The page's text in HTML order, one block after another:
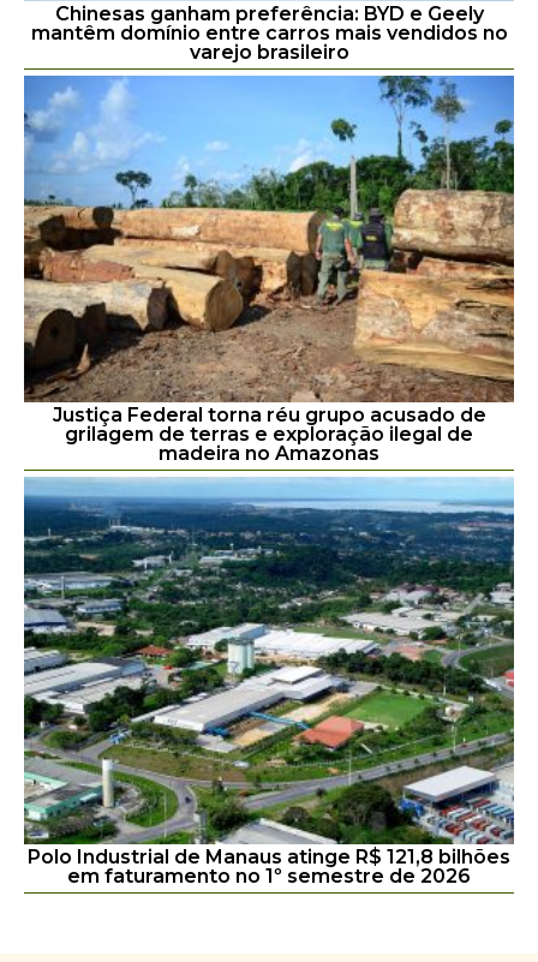
Chinesas ganham preferência: BYD e Geely
mantêm domínio entre carros mais vendidos no
varejo brasileiro
Justiça Federal torna réu grupo acusado de
grilagem de terras e exploração ilegal de
madeira no Amazonas
Polo Industrial de Manaus atinge R$ 121,8 bilhões
em faturamento no 1º semestre de 2026